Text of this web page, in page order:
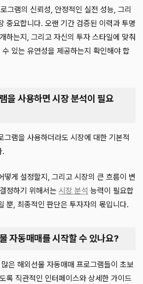
그램의 신뢰성, 안정적인 실전 성능, 그리
중요합니다. 오랜 기간 검증된 이력과 투명
하는지, 그리고 자신의 투자 스타일에 맞춰
있는 유연성을 제공하는지 확인해야 합
을 사용하면 시장 분석이 필요
그램을 사용하더라도 시장에 대한 기본적
.
떻게 설정할지, 그리고 시장의 큰 흐름이 변
정하기 위해서는 시장 분석 능력이 필요합
뿐, 최종적인 판단은 투자자의 몫입니다.
자동매매를 시작할 수 있나요?
은 해외선물 자동매매 프로그램들이 초보
록 직관적인 인터페이스와 상세한 가이드